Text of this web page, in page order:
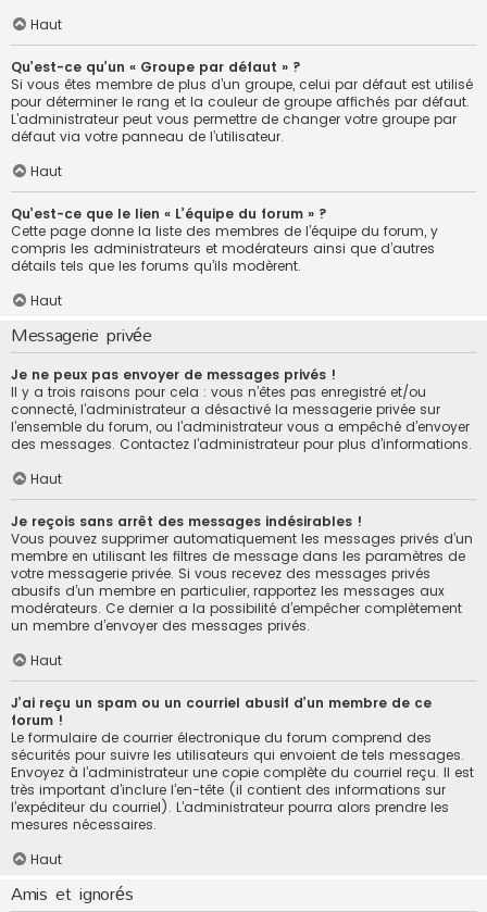
Haut
Qu’est-ce qu’un « Groupe par défaut » ?
Si vous êtes membre de plus d’un groupe, celui par défaut est utilisé
pour déterminer le rang et la couleur de groupe affichés par défaut.
L’administrateur peut vous permettre de changer votre groupe par
défaut via votre panneau de l’utilisateur.
Haut
Qu’est-ce que le lien « L’équipe du forum » ?
Cette page donne la liste des membres de l’équipe du forum, y
compris les administrateurs et modérateurs ainsi que d’autres
détails tels que les forums qu’ils modèrent.
Haut
Messagerie privée
Je ne peux pas envoyer de messages privés !
Il y a trois raisons pour cela : vous n’êtes pas enregistré et/ou
connecté, l’administrateur a désactivé la messagerie privée sur
l’ensemble du forum, ou l’administrateur vous a empêché d’envoyer
des messages. Contactez l’administrateur pour plus d’informations.
Haut
Je reçois sans arrêt des messages indésirables !
Vous pouvez supprimer automatiquement les messages privés d’un
membre en utilisant les filtres de message dans les paramètres de
votre messagerie privée. Si vous recevez des messages privés
abusifs d’un membre en particulier, rapportez les messages aux
modérateurs. Ce dernier a la possibilité d’empêcher complètement
un membre d’envoyer des messages privés.
Haut
J’ai reçu un spam ou un courriel abusif d’un membre de ce
forum !
Le formulaire de courrier électronique du forum comprend des
sécurités pour suivre les utilisateurs qui envoient de tels messages.
Envoyez à l’administrateur une copie complète du courriel reçu. Il est
très important d’inclure l’en-tête (il contient des informations sur
l’expéditeur du courriel). L’administrateur pourra alors prendre les
mesures nécessaires.
Haut
Amis et ignorés